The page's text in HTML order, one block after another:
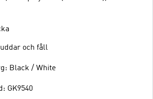
och fåll
Black / White
GK9540